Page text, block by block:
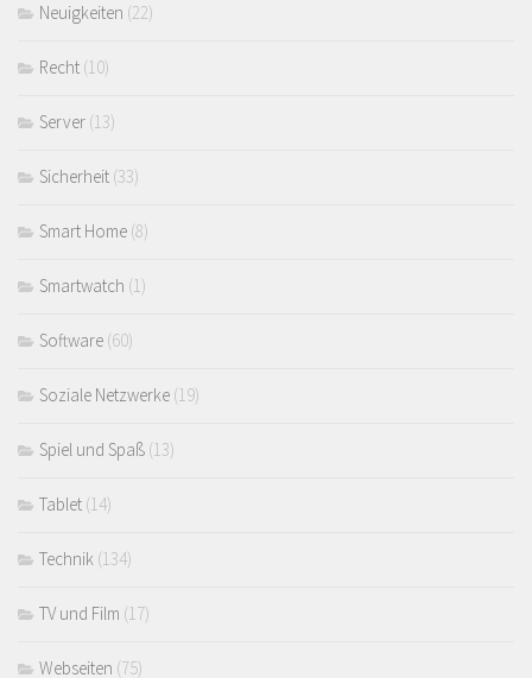
Neuigkeiten (22)
Recht (10)
Server (13)
Sicherheit (33)
Smart Home (8)
Smartwatch (1)
Software (60)
Soziale Netzwerke (19)
Spiel und Spaß (13)
Tablet (14)
Technik (134)
TV und Film (17)
Webseiten (75)